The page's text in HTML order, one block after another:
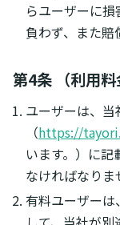
らユーザーに
負わず、また賠
第4条 （利用料
ユーザーは、
（https://
います。）に
なければなりま
有料ユーザー